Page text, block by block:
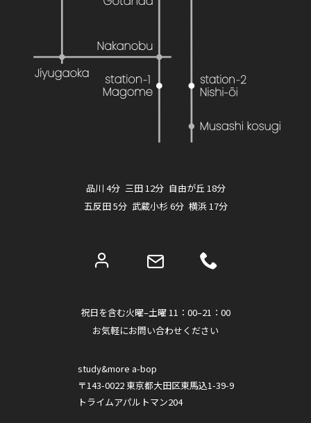
品川 4分 三田 12分 自由が丘 18分
五反田 5分 武蔵小杉 6分 横浜 17分
祝日を含む火曜–土曜 11：00–21：00
お気軽にお問い合わせください
study&more a-bop
〒143-0022 東京都大田区東馬込1-39-9
トライムアパルトマン204